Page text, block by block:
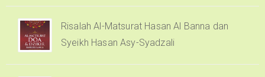
Risalah Al-Matsurat Hasan Al Banna dan
Syeikh Hasan Asy-Syadzali